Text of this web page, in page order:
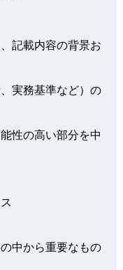
記載内容の背景お
実務基準など）の
性の高い部分を中
中から重要なもの